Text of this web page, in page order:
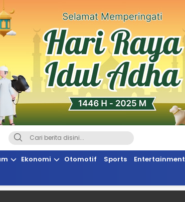
Suaranya Rakyat Sulteng
Ekonomi Otomotif Sports Entertainment